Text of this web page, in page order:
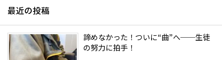
最近の投稿
諦めなかった！ついに“曲”へ──生徒
の努力に拍手！